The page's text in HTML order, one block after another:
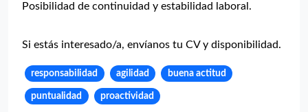
Posibilidad de continuidad y estabilidad laboral.
Si estás interesado/a, envíanos tu CV y disponibilidad.
responsabilidad agilidad buena actitud
puntualidad proactividad